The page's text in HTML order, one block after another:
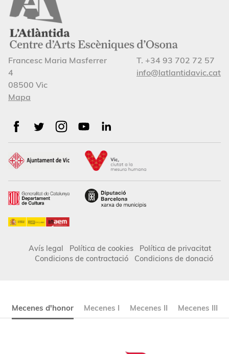
Francesc Maria Masferrer
4
08500 Vic
Mapa
T. +34 93 702 72 57
info@latlantidavic.cat
Avís legal Política de cookies
Política de privacitat
Condicions de contractació
Condicions de donació
Mecenes d'honor Mecenes I Mecenes II Mecenes III